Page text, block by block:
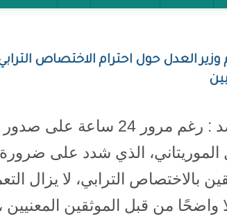
حماية الرموز تفوح منه رائحة الاحكام الشمولية
وزير العدل حول احترام الاختصاص
الراصد : رغم مرور 24 ساعة
الموريتاني، الذي شدد على ضرورة
بالاختصاص الترابي، لا يزال
واضحًا من قبل الموثقين المعنيين